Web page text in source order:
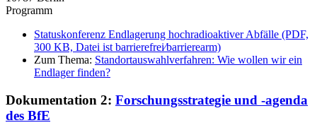
Programm
Statuskonferenz Endlagerung hochradioaktiver Abfälle (PDF,
300 KB, Datei ist barrierefrei⁄barrierearm)
Zum Thema: Standortauswahlverfahren: Wie wollen wir ein
Endlager finden?
Dokumentation 2: Forschungsstrategie und -agenda
des BfE